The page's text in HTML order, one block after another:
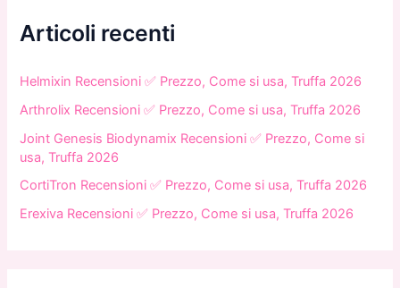
Articoli recenti
Helmixin Recensioni ✅ Prezzo, Come si usa, Truffa 2026
Arthrolix Recensioni ✅ Prezzo, Come si usa, Truffa 2026
Joint Genesis Biodynamix Recensioni ✅ Prezzo, Come si
usa, Truffa 2026
CortiTron Recensioni ✅ Prezzo, Come si usa, Truffa 2026
Erexiva Recensioni ✅ Prezzo, Come si usa, Truffa 2026